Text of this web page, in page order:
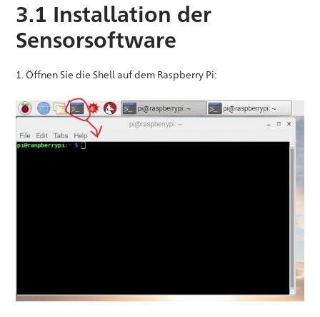
3.1 Installation der
Sensorsoftware
1. Öffnen Sie die Shell auf dem Raspberry Pi: